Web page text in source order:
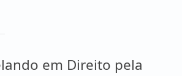
em Direito pela